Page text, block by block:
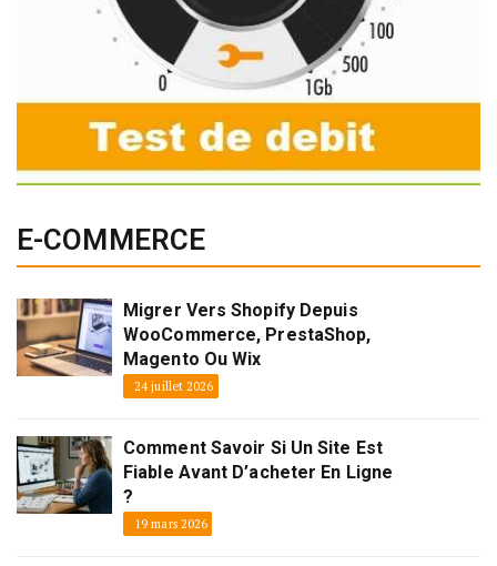
E-COMMERCE
Migrer Vers Shopify Depuis
WooCommerce, PrestaShop,
Magento Ou Wix
24 juillet 2026
Comment Savoir Si Un Site Est
Fiable Avant D’acheter En Ligne
?
19 mars 2026